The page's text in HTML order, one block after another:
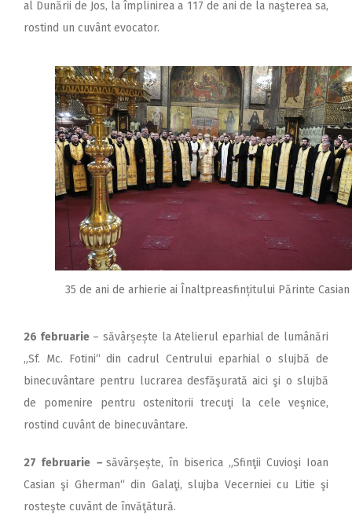
al Dunării de Jos, la împlinirea a 117 de ani de la naşterea sa,
rostind un cuvânt evocator.
35 de ani de arhierie ai Înaltpreasfințitului Părinte Casian
26 februarie– săvârșește la Atelierul eparhial de lumânări
„Sf. Mc. Fotini“ din cadrul Centrului eparhial o slujbă de
binecuvântare pentru lucrarea desfăşurată aici şi o slujbă
de pomenire pentru ostenitorii trecuţi la cele veşnice,
rostind cuvânt de binecuvântare.
27 februarie – săvârșește, în biserica „Sfinţii Cuvioşi Ioan
Casian şi Gherman“ din Galaţi, slujba Vecerniei cu Litie şi
rosteşte cuvânt de învăţătură.